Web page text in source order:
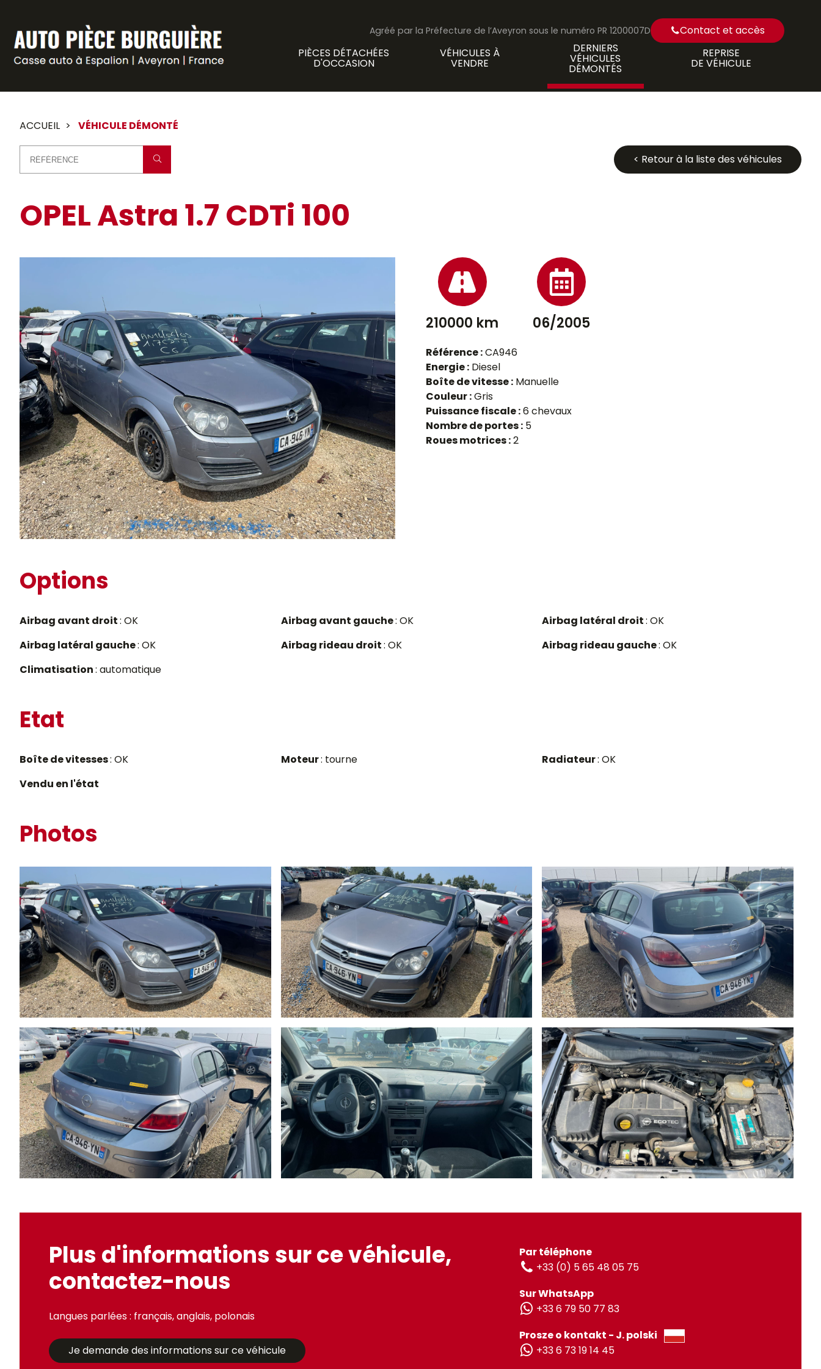
Agréé par la Préfecture de l’Aveyron sous le numéro PR 1200007D
Contact et accès
PIÈCES DÉTACHÉES
D'OCCASION
VÉHICULES À
VENDRE
DERNIERS
VÉHICULES
DÉMONTÉS
REPRISE
DE VÉHICULE
ACCUEIL VÉHICULE DÉMONTÉ
< Retour à la liste des véhicules
OPEL Astra 1.7 CDTi 100
210000 km 06/2005
Référence :CA946
Energie : Diesel
Boîte de vitesse : Manuelle
Couleur :Gris
Puissance fiscale :6 chevaux
Nombre de portes : 5
Roues motrices :2
Options
Airbag avant droit: OK Airbag avant gauche: OK Airbag latéral droit: OK
Airbag latéral gauche: OK Airbag rideau droit: OK Airbag rideau gauche: OK
Climatisation: automatique
Etat
Boîte de vitesses: OK Moteur: tourne Radiateur: OK
Vendu en l'état
Photos
Plus d'informations sur ce véhicule,
contactez-nous
Langues parlées : français, anglais, polonais
Je demande des informations sur ce véhicule
Par téléphone
+33 (0) 5 65 48 05 75
Sur WhatsApp
+33 6 79 50 77 83
Prosze o kontakt - J. polski
+33 6 73 19 14 45